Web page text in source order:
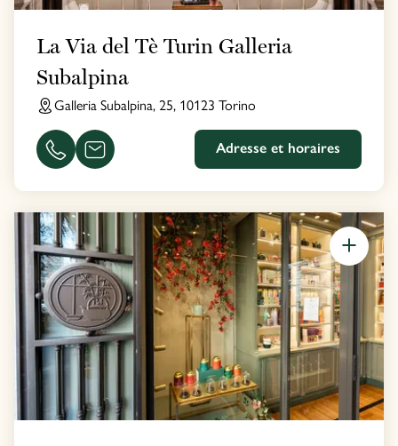
La Via del Tè Turin Galleria
Subalpina
Galleria Subalpina, 25, 10123 Torino
Adresse et horaires